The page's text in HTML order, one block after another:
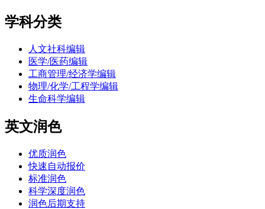
学科分类
人文社科编辑
医学/医药编辑
工商管理/经济学编辑
物理/化学/工程学编辑
生命科学编辑
英文润色
优质润色
快速自动报价
标准润色
科学深度润色
润色后期支持